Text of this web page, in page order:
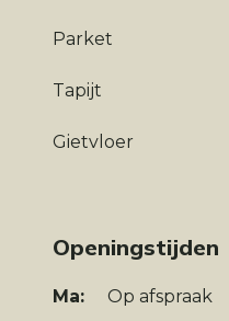
Parket
Tapijt
Gietvloer
Openingstijden
Ma:
Op afspraak